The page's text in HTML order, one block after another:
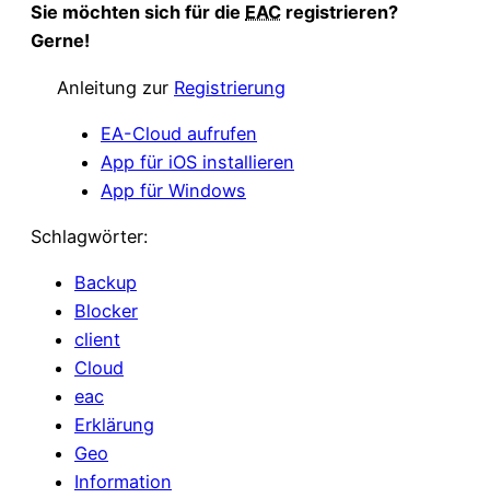
Sie möchten sich für die EAC registrieren?
Gerne!
Anleitung zur Registrierung
EA-Cloud aufrufen
App für iOS installieren
App für Windows
Schlagwörter:
Backup
Blocker
client
Cloud
eac
Erklärung
Geo
Information